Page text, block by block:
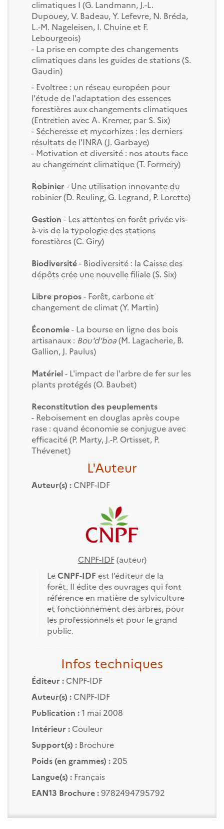
climatiques I (G. Landmann, J.-L.
Dupouey, V. Badeau, Y. Lefevre, N. Bréda,
L.-M. Nageleisen, I. Chuine et F.
Lebourgeois)
- La prise en compte des changements
climatiques dans les guides de stations (S.
Gaudin)
- Evoltree : un réseau européen pour
l'étude de l'adaptation des essences
forestières aux changements climatiques
(Entretien avec A. Kremer, par S. Six)
- Sécheresse et mycorhizes : les derniers
résultats de l'INRA (J. Garbaye)
- Motivation et diversité : nos atouts face
au changement climatique (T. Formery)
Robinier - Une utilisation innovante du
robinier (D. Reuling, G. Legrand, P. Lorette)
Gestion - Les attentes en forêt privée vis-
à-vis de la typologie des stations
forestières (C. Giry)
Biodiversité- Biodiversité : la Caisse des
dépôts crée une nouvelle filiale (S. Six)
Libre propos- Forêt, carbone et
changement de climat (Y. Martin)
Économie- La bourse en ligne des bois
artisanaux : Bou'd'boa(M. Lagacherie, B.
Gallion, J. Paulus)
Matériel- L'impact de l'arbre de fer sur les
plants protégés (O. Baubet)
Reconstitution des peuplements
- Reboisement en douglas après coupe
rase : quand économie se conjugue avec
efficacité (P. Marty, J.-P. Ortisset, P.
Thévenet)
L'Auteur
Auteur(s) : CNPF-IDF
CNPF-IDF(auteur)
LeCNPF-IDFest l’éditeur de la
forêt. Il édite des ouvrages qui font
référence en matière de sylviculture
et fonctionnement des arbres, pour
les professionnels et pour le grand
public.
Infos techniques
Éditeur : CNPF-IDF
Auteur(s) : CNPF-IDF
Publication :1 mai 2008
Intérieur :Couleur
Support(s) :Brochure
Poids (en grammes) :205
Langue(s) :Français
EAN13 Brochure :9782494795792